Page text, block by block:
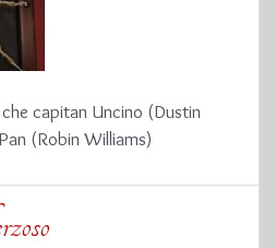
capitan Uncino (Dustin
(Robin Williams)